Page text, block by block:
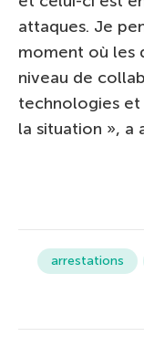
attaques. Je
moment où les
niveau de
technologies et
la situation », a
arrestations